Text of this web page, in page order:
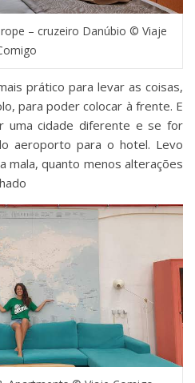
– cruzeiro Danúbio © Viaje
prático para levar as coisas,
para poder colocar à frente. E
uma cidade diferente e se for
aeroporto para o hotel. Levo
mala, quanto menos alterações